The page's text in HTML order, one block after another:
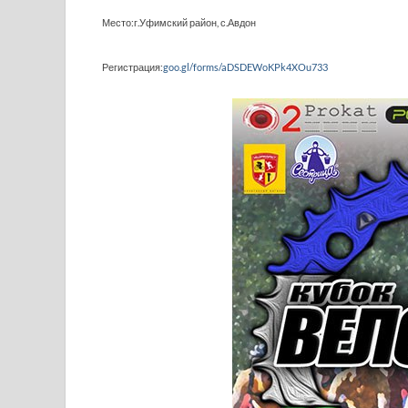
Место:г.Уфимский район, с.Авдон
Регистрация:goo.gl/forms/aDSDEWoKPk4XOu733